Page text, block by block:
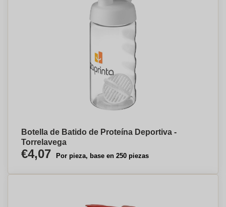
Botella de Batido de Proteína Deportiva -
Torrelavega
€4,07 Por pieza, base en 250 piezas